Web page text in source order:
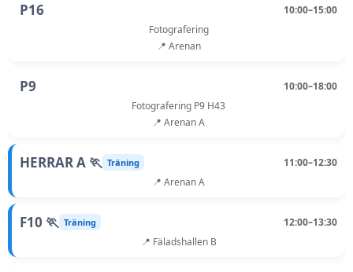
P16
10:00–15:00
Fotografering
📍 Arenan
P9
10:00–18:00
Fotografering P9 H43
📍 Arenan A
HERRAR A 🏃 Träning
11:00–12:30
📍 Arenan A
F10 🏃 Träning
12:00–13:30
📍 Fäladshallen B